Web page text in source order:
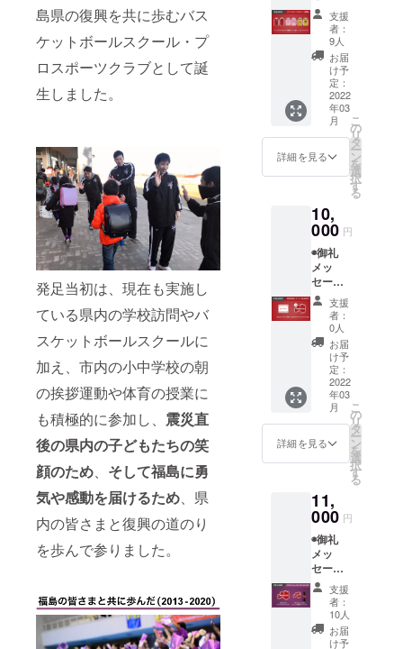
島県の復興を共に歩むバス
ケットボールスクール・プ
ロスポーツクラブとして誕
生しました。
発足当初は、現在も実施し
ている県内の学校訪問やバ
スケットボールスクールに
加え、市内の小中学校の朝
の挨拶運動や体育の授業に
も積極的に参加し、 震災直
後の県内の子どもたちの笑
顔のため、 そして福島に勇
気や感動を届けるため、県
内の皆さまと復興の道のり
を歩んで参りました。
◉BOND
S UP ス
テッ
カー
◉【希望
する選
手のサ
イン入
り】渡
辺だる
ま店 ×
ンズ限
定コラ
ボ赤べ
こ
動画
(メール
にて動
画デー
タ送付)
◉福島
ファイ
ヤーボ
ンズ公
式HPに
名前掲
載 ※支
援時に
にご希
望のお
名前を
ご記入
くださ
い
◉BOND
S UP ア
クリル
キーホ
ルダー
3種類
(赤べ
こ・
桜・キ
ビタキ
ユニ
支援
者：
9人
お届
け予
定：
2022
年03
月
詳細を見る
こ
の
リ
タ
ー
ン
を
選
択
す
る
10,
000 円
◉御礼
メッ
セージ
動画
(メール
にて動
画デー
タ送付)
◉福島
ファイ
ヤーボ
ンズ公
式HPに
名前掲
載 ※支
援時に
にご希
望のお
名前を
ご記入
くださ
い
◉BOND
S UP ス
テッ
カー (10
支援
者：
0人
お届
け予
定：
2022
年03
月
詳細を見る
こ
の
リ
タ
ー
ン
を
選
択
す
る
11,
000 円
◉御礼
メッ
セージ
動画
(メール
にて動
画デー
タ送付)
支援
者：
10人
お届
け予